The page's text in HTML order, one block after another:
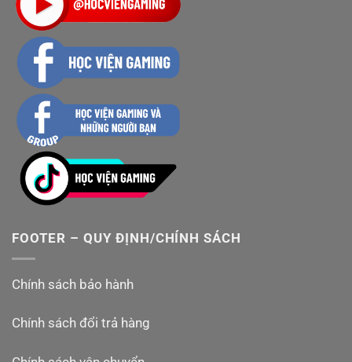
FOOTER – QUY ĐỊNH/CHÍNH SÁCH
Chính sách bảo hành
Chính sách đổi trả hàng